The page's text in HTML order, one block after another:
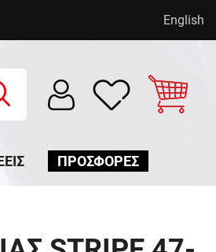
English
ΠΡΟΣΦΟΡΕΣ